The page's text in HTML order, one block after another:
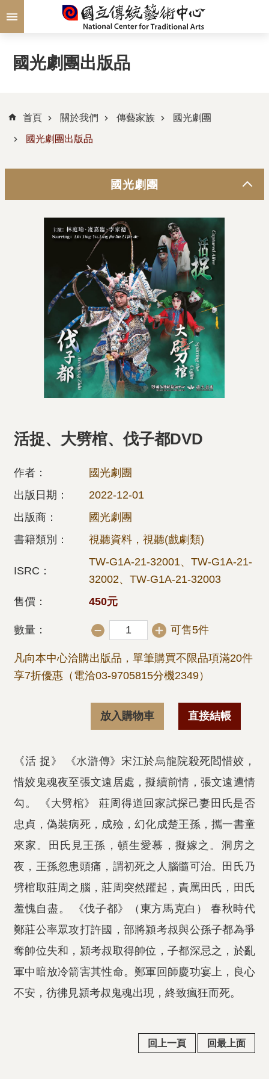
跳到主要內容區塊
國光劇團出版品
首頁 關於我們 傳藝家族 國光劇團
國光劇團出版品
國光劇團
活捉、大劈棺、伐子都DVD
作者：
國光劇團
出版日期：
2022-12-01
出版商：
國光劇團
書籍類別：
視聽資料，視聽(戲劇類)
ISRC：
TW-G1A-21-32001、TW-G1A-21-
32002、TW-G1A-21-32003
售價：
450元
數量： 可售5件
凡向本中心洽購出版品，單筆購買不限品項滿20件
享7折優惠（電洽03-9705815分機2349）
放入購物車 直接結帳
《活 捉》 《水滸傳》宋江於烏龍院殺死閻惜姣，
惜姣鬼魂夜至張文遠居處，擬續前情，張文遠遭情
勾。 《大劈棺》 莊周得道回家試探己妻田氏是否
忠貞，偽裝病死，成殮，幻化成楚王孫，攜一書童
來家。田氏見王孫，頓生愛慕，擬嫁之。洞房之
夜，王孫忽患頭痛，謂初死之人腦髓可治。田氏乃
劈棺取莊周之腦，莊周突然躍起，責罵田氏，田氏
羞愧自盡。 《伐子都》（東方馬克白） 春秋時代
鄭莊公率眾攻打許國，部將潁考叔與公孫子都為爭
奪帥位失和，潁考叔取得帥位，子都深忌之，於亂
軍中暗放冷箭害其性命。鄭軍回師慶功宴上，良心
不安，彷彿見潁考叔鬼魂出現，終致瘋狂而死。
回上一頁 回最上面